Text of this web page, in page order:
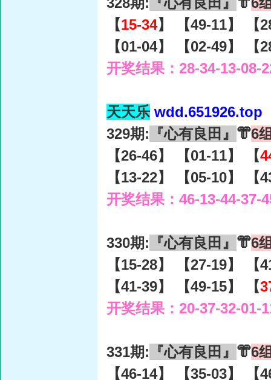
【15-34】 【49-11】 【
【01-04】 【02-49】 【
开奖结果：28-34-13-08-
天天乐 wdd.651926.top
329期: 『心有良田』 👘6
【26-46】 【01-11】 【
【13-22】 【05-10】 【
开奖结果：46-13-44-37-
330期: 『心有良田』 👘6
【15-28】 【27-19】 【
【41-39】 【49-15】 【
开奖结果：20-37-32-01-
331期: 『心有良田』 👘6
【46-14】 【35-03】 【